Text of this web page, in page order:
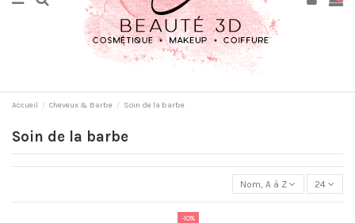
Accueil Cheveux & Barbe Soin de la barbe
Soin de la barbe
Nom, A à Z 24
-10%